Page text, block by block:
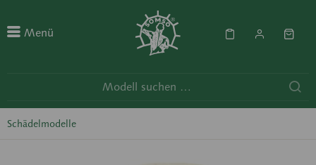
Menü
Schädelmodelle